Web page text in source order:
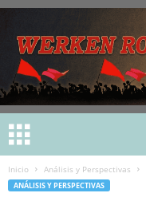
Inicio Análisis y Perspectivas
ANÁLISIS Y PERSPECTIVAS